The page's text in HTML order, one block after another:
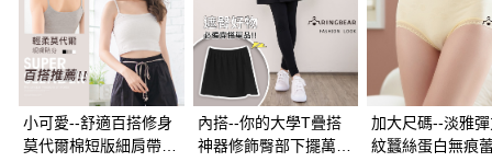
Apple Pay
街口支付
悠遊付
Google Pay
小可愛--舒適百搭修身
莫代爾棉短版細肩帶素
內搭--你的大學T疊搭
神器修飾臀部下擺萬用
加大尺碼--淡雅
紋蠶絲蛋白無痕